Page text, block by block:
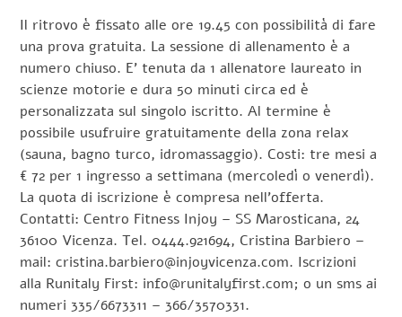
Il ritrovo è fissato alle ore 19.45 con possibilità di fare
una prova gratuita. La sessione di allenamento è a
numero chiuso. E’ tenuta da 1 allenatore laureato in
scienze motorie e dura 50 minuti circa ed è
personalizzata sul singolo iscritto. Al termine è
possibile usufruire gratuitamente della zona relax
(sauna, bagno turco, idromassaggio). Costi: tre mesi a
€ 72 per 1 ingresso a settimana (mercoledì o venerdì).
La quota di iscrizione è compresa nell’offerta.
Contatti: Centro Fitness Injoy – SS Marosticana, 24
36100 Vicenza. Tel. 0444.921694, Cristina Barbiero –
mail: cristina.barbiero@injoyvicenza.com. Iscrizioni
alla Runitaly First: info@runitalyfirst.com; o un sms ai
numeri 335/6673311 – 366/3570331.